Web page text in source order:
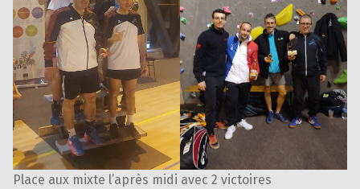
Place aux mixte l’après midi avec 2 victoires